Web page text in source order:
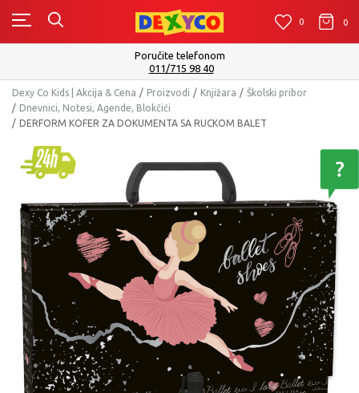
0 0 0
Poručite telefonom
011/715 98 40
Dexy Co Kids | Akcija & Cena Proizvodi Knjižara
Školski pribor
Dnevnici, Notesi, Agende, Blokčići
DERFORM KOFER ZA DOKUMENTA SA RUCKOM BALET